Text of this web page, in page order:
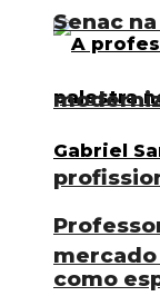
como
Senac